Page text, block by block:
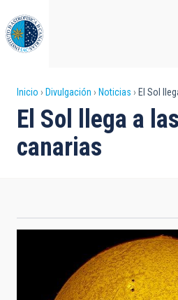
al
contenido
principal
Sobrescribir
enlaces
de
la
navegación
Inicio Divulgación Noticias El Sol
El Sol llega a
canarias